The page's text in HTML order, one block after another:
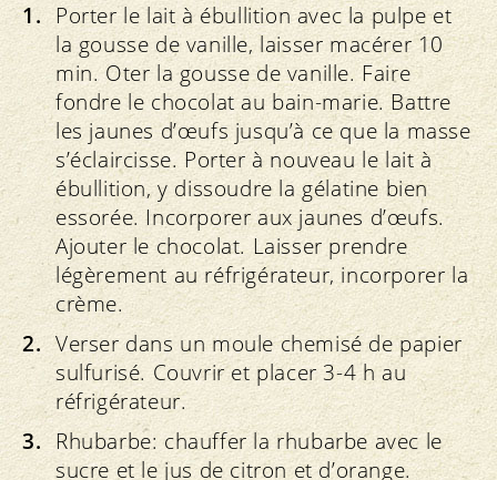
Porter le lait à ébullition avec la pulpe et
la gousse de vanille, laisser macérer 10
min. Oter la gousse de vanille. Faire
fondre le chocolat au bain-marie. Battre
les jaunes d’œufs jusqu’à ce que la masse
s’éclaircisse. Porter à nouveau le lait à
ébullition, y dissoudre la gélatine bien
essorée. Incorporer aux jaunes d’œufs.
Ajouter le chocolat. Laisser prendre
légèrement au réfrigérateur, incorporer la
crème.
Verser dans un moule chemisé de papier
sulfurisé. Couvrir et placer 3-4 h au
réfrigérateur.
Rhubarbe: chauffer la rhubarbe avec le
sucre et le jus de citron et d’orange.